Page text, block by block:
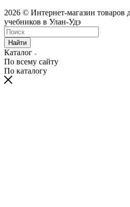
2026 © Интернет-магазин товаров
учебников в Улан-Удэ
Найти
Каталог
По всему сайту
По каталогу